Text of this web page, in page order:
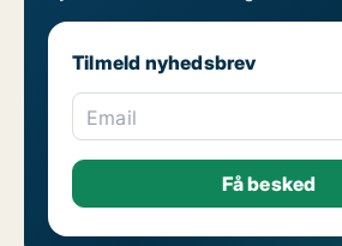
Tilmeld nyhedsbrev
Email